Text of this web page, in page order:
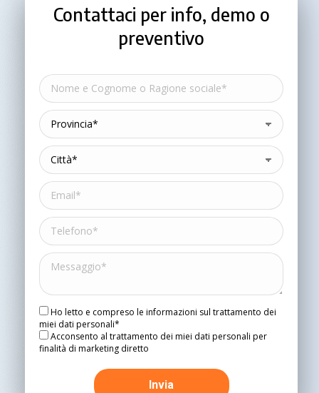
Contattaci per info, demo o
preventivo
Ho letto e compreso le informazioni sul trattamento dei
miei dati personali*
Acconsento al trattamento dei miei dati personali per
finalità di marketing diretto